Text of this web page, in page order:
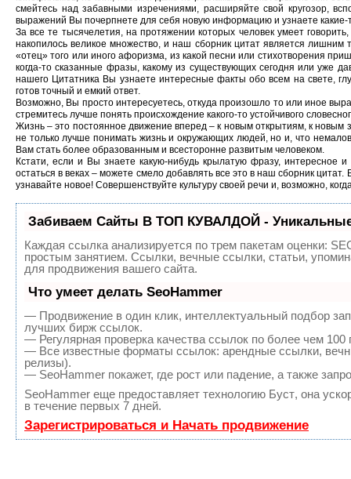
смейтесь над забавными изречениями, расширяйте свой кругозор,
выражений Вы почерпнете для себя новую информацию и узнаете
За все те тысячелетия, на протяжении которых человек умеет
накопилось великое множество, и наш сборник цитат является
«отец» того или иного афоризма, из какой песни или стихотворения
когда-то сказанные фразы, какому из существующих сегодня или уже
нашего Цитатника Вы узнаете интересные факты обо всем на свете,
готов точный и емкий ответ.
Возможно, Вы просто интересуетесь, откуда произошло то или иное
стремитесь лучше понять происхождение какого-то устойчивого
Жизнь – это постоянное движение вперед – к новым открытиям, к новым
не только лучше понимать жизнь и окружающих людей, но и, что
Вам стать более образованным и всесторонне развитым человеком.
Кстати, если и Вы знаете какую-нибудь крылатую фразу, интересное
остаться в веках – можете смело добавлять все это в наш сборник
узнавайте новое! Совершенствуйте культуру своей речи и, возможно,
Забиваем Сайты В ТОП КУВАЛДОЙ - Уникальные
Каждая ссылка анализируется по трем пакетам оценки:
простым занятием. Ссылки, вечные ссылки, статьи,
для продвижения вашего сайта.
Что умеет делать SeoHammer
— Продвижение в один клик, интеллектуальный подбор
лучших бирж ссылок.
— Регулярная проверка качества ссылок по более чем 100
— Все известные форматы ссылок: арендные ссылки,
релизы).
— SeoHammer покажет, где рост или падение, а также
SeoHammer еще предоставляет технологию Буст, она
в течение первых 7 дней.
Зарегистрироваться и Начать продвижение